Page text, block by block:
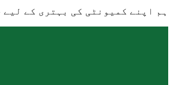
ہم اپنے کمیونٹی کی بہتری کے